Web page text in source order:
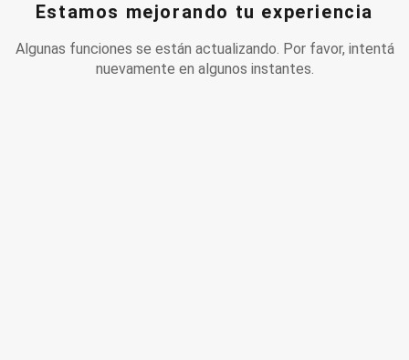
Estamos mejorando tu experiencia
Algunas funciones se están actualizando. Por favor, intentá
nuevamente en algunos instantes.